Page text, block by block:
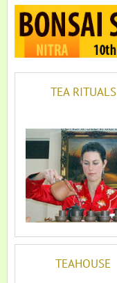
TEA RITUALS
TEAHOUSE